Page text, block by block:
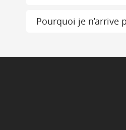
Pourquoi je n’arrive